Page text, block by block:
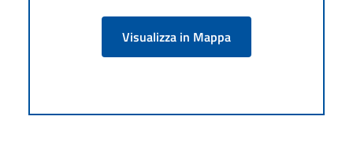
Visualizza in Mappa